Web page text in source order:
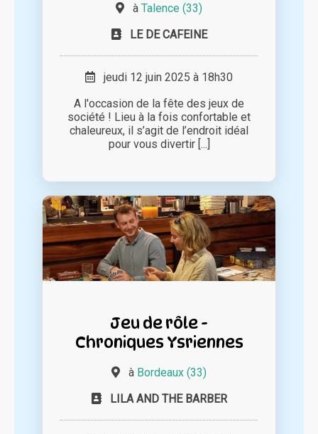
à Talence (33)
LE DE CAFEINE
jeudi 12 juin 2025 à 18h30
A l'occasion de la fête des jeux de
société ! Lieu à la fois confortable et
chaleureux, il s’agit de l’endroit idéal
pour vous divertir [...]
Jeu de rôle -
Chroniques Ysriennes
à Bordeaux (33)
LILA AND THE BARBER